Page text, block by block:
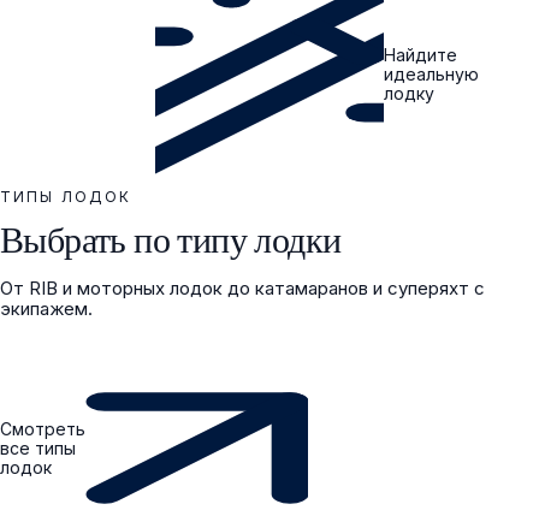
Найдите
идеальную
лодку
ТИПЫ ЛОДОК
Выбрать по типу лодки
От RIB и моторных лодок до катамаранов и суперяхт с
экипажем.
Смотреть
все типы
лодок